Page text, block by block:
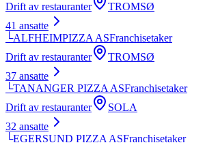
Drift av restauranter
TROMSØ
41 ansatte
└ALFHEIMPIZZA ASFranchisetaker
Drift av restauranter
TROMSØ
37 ansatte
└TANANGER PIZZA ASFranchisetaker
Drift av restauranter
SOLA
32 ansatte
└EGERSUND PIZZA ASFranchisetaker